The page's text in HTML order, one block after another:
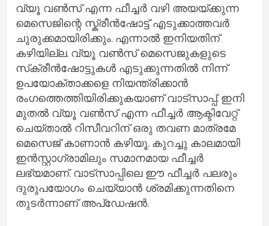
വ്യൂ വൺസ് എന്ന ഫീച്ചർ വഴി അയയ്ക്കുന്ന
മെസെജിന്റെ സ്ക്രീൻഷോട്ട് എടുക്കാത്തവർ
ചുരുക്കമായിരിക്കും. എന്നാൽ ഇനിയതിന്
കഴിയില്ല. വ്യൂ വൺസ് മെസെജുകളുടെ
സ്‌ക്രീൻഷോട്ടുകൾ എടുക്കുന്നതിൽ നിന്ന്
ഉപയോക്താക്കളെ നിയന്ത്രിക്കാൻ
രംഗത്തെത്തിയിരിക്കുകയാണ് വാട്സാപ്പ്. ഇനി
മുതൽ വ്യൂ വൺസ് എന്ന ഫീച്ചർ ആക്ടിവേറ്റ്
ചെയ്താൽ റിസീവറിന് ഒരു തവണ മാത്രമേ
മെസെജ് കാണാൻ കഴിയൂ. കുറച്ചു കാലമായി
ഇൻസ്റ്റാഗ്രാമിലും സമാനമായ ഫീച്ചർ
ലഭ്യമാണ്. വാട്സാപ്പിലെ ഈ ഫീച്ചർ പലരും
ദുരുപയോഗം ചെയ്യാൻ ശ്രമിക്കുന്നതിനെ
തുടർന്നാണ് അപ്ഡേഷൻ.